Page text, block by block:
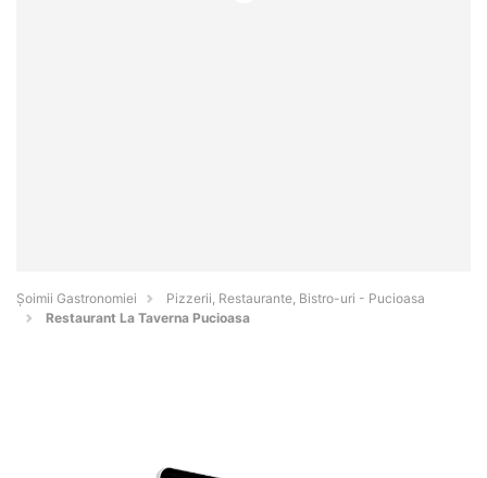
Șoimii Gastronomiei
Pizzerii, Restaurante, Bistro-uri - Pucioasa
Restaurant La Taverna Pucioasa